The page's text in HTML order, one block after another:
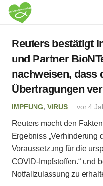
Reuters bestätigt
und Partner
nachweisen, dass
Übertragungen
IMPFUNG, VIRUS vor 4
Reuters macht den
Ergebniss „Verhinderung
Voraussetzung für die
COVID-Impfstoffen.“ und
Notfallzulassung zu